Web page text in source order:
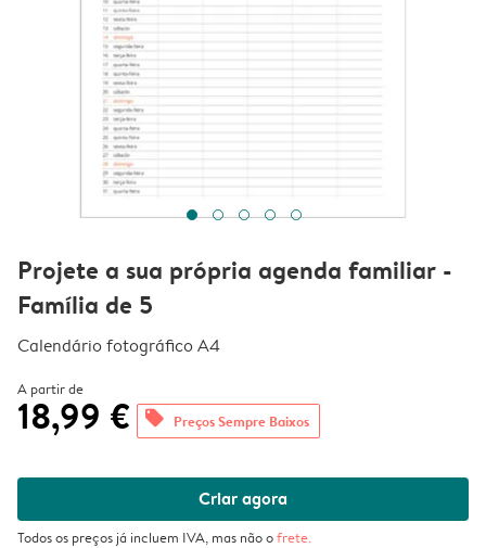
Projete a sua própria agenda familiar -
Família de 5
Calendário fotográfico A4
A partir de
18,99 € offers Preços Sempre Baixos
Criar agora
Todos os preços já incluem IVA, mas não ofrete.